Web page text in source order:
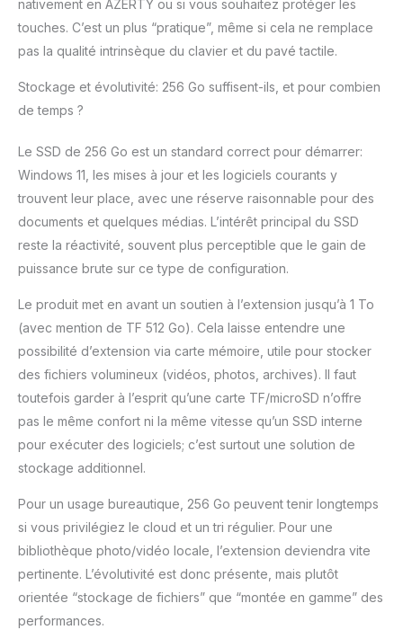
nativement en AZERTY ou si vous souhaitez protéger les
touches. C’est un plus “pratique”, même si cela ne remplace
pas la qualité intrinsèque du clavier et du pavé tactile.
Stockage et évolutivité: 256 Go suffisent-ils, et pour combien
de temps ?
Le SSD de 256 Go est un standard correct pour démarrer:
Windows 11, les mises à jour et les logiciels courants y
trouvent leur place, avec une réserve raisonnable pour des
documents et quelques médias. L’intérêt principal du SSD
reste la réactivité, souvent plus perceptible que le gain de
puissance brute sur ce type de configuration.
Le produit met en avant un soutien à l’extension jusqu’à 1 To
(avec mention de TF 512 Go). Cela laisse entendre une
possibilité d’extension via carte mémoire, utile pour stocker
des fichiers volumineux (vidéos, photos, archives). Il faut
toutefois garder à l’esprit qu’une carte TF/microSD n’offre
pas le même confort ni la même vitesse qu’un SSD interne
pour exécuter des logiciels; c’est surtout une solution de
stockage additionnel.
Pour un usage bureautique, 256 Go peuvent tenir longtemps
si vous privilégiez le cloud et un tri régulier. Pour une
bibliothèque photo/vidéo locale, l’extension deviendra vite
pertinente. L’évolutivité est donc présente, mais plutôt
orientée “stockage de fichiers” que “montée en gamme” des
performances.